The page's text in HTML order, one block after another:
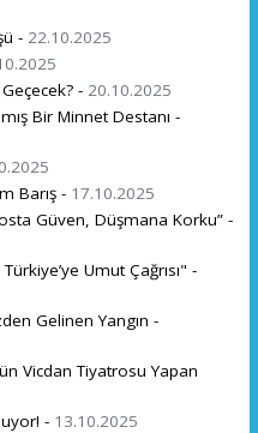
- 22.10.2025
- 20.10.2025
Bir Minnet Destanı -
Barış - 17.10.2025
Güven, Düşmana Korku” -
Umut Çağrısı" -
Gelinen Yangın -
Vicdan Tiyatrosu Yapan
- 13.10.2025